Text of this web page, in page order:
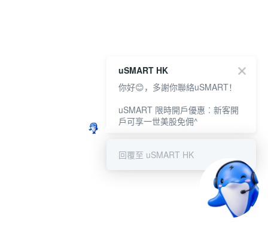
uSMART HK
你好😊，多謝你聯絡uSMART！
uSMART 限時開戶優惠︰新客開
戶可享一世美股免佣^
回覆至 uSMART HK